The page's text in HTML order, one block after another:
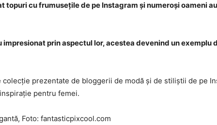
topuri cu frumusețile de pe Instagram și numeroși oameni
impresionat prin aspectul lor, acestea devenind un exemplu
colecție prezentate de bloggerii de modă și de stiliștii de pe
pentru femei.
Foto: fantasticpixcool.com